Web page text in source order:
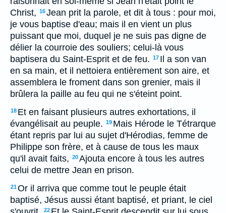
Christ, 16Jean prit la parole, et dit à tous : pour moi,
je vous baptise d'eau; mais il en vient un plus
puissant que moi, duquel je ne suis pas digne de
délier la courroie des souliers; celui-là vous
baptisera du Saint-Esprit et de feu. 17 Il a son van
en sa main, et il nettoiera entièrement son aire, et
assemblera le froment dans son grenier, mais il
brûlera la paille au feu qui ne s'éteint point.
18 Et en faisant plusieurs autres exhortations, il
évangélisait au peuple. 19 Mais Hérode le Tétrarque
étant repris par lui au sujet d'Hérodias, femme de
Philippe son frère, et à cause de tous les maux
qu'il avait faits, 20Ajouta encore à tous les autres
celui de mettre Jean en prison.
21Or il arriva que comme tout le peuple était
baptisé, Jésus aussi étant baptisé, et priant, le ciel
22